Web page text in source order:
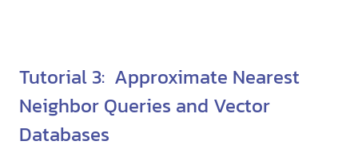
Tutorial 3: Approximate Nearest
Neighbor Queries and Vector
Databases